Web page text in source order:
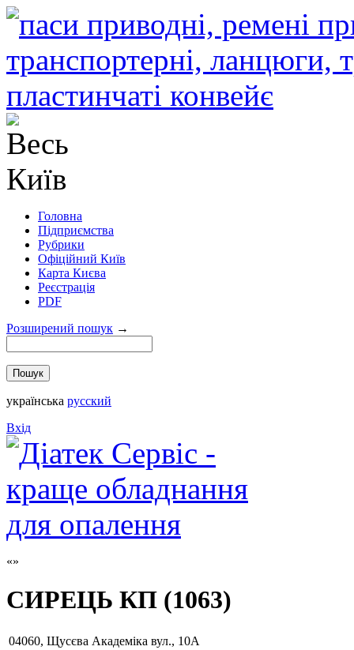
Головна
Підприємства
Рубрики
Офіційний Київ
Карта Києва
Реєстрація
PDF
Розширений пошук →
українська русский
Вхід
СИРЕЦЬ КП (1063)
04060, Щусєва Академіка вул., 10А